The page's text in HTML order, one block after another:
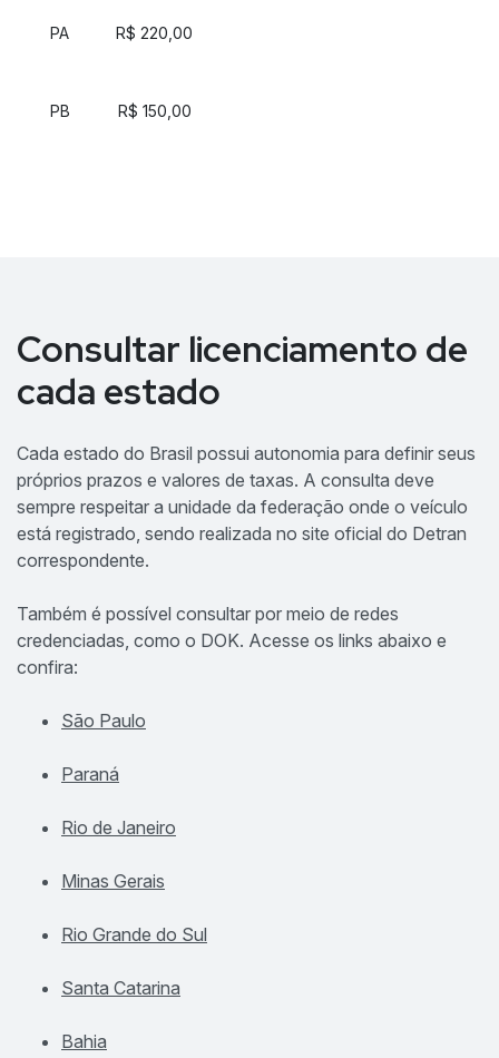
PA R$ 220,00
PB R$ 150,00
Consultar licenciamento de
cada estado
Cada estado do Brasil possui autonomia para definir seus
próprios prazos e valores de taxas. A consulta deve
sempre respeitar a unidade da federação onde o veículo
está registrado, sendo realizada no site oficial do Detran
correspondente.
Também é possível consultar por meio de redes
credenciadas, como o DOK. Acesse os links abaixo e
confira:
São Paulo
Paraná
Rio de Janeiro
Minas Gerais
Rio Grande do Sul
Santa Catarina
Bahia